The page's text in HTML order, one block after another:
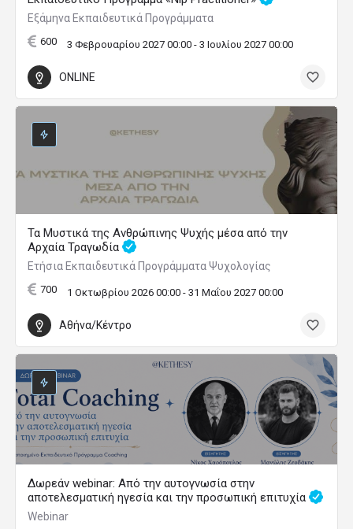
Εξάμηνα Εκπαιδευτικά Προγράμματα
600 3 Φεβρουαρίου 2027 00:00 - 3 Ιουλίου 2027 00:00
ONLINE
Τα Μυστικά της Ανθρώπινης Ψυχής μέσα από την
Αρχαία Τραγωδία
Ετήσια Εκπαιδευτικά Προγράμματα Ψυχολογίας
700 1 Οκτωβρίου 2026 00:00 - 31 Μαΐου 2027 00:00
Αθήνα/Κέντρο
Δωρεάν webinar: Από την αυτογνωσία στην
αποτελεσματική ηγεσία και την προσωπική επιτυχία
Webinar